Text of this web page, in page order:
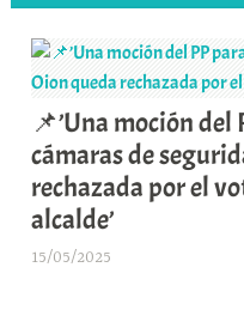
📌’Una moción
cámaras de
rechazada por el
alcalde’
15/05/2025